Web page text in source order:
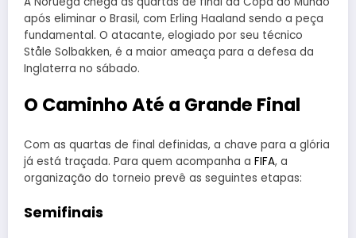
após eliminar o Brasil, com Erling Haaland sendo a peça
fundamental. O atacante, elogiado por seu técnico
Ståle Solbakken, é a maior ameaça para a defesa da
Inglaterra no sábado.
O Caminho Até a Grande Final
Com as quartas de final definidas, a chave para a glória
já está traçada. Para quem acompanha a FIFA, a
organização do torneio prevê as seguintes etapas:
Semifinais